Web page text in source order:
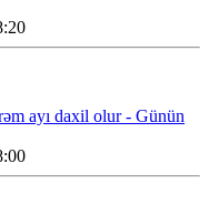
ayı daxil olur - Günün